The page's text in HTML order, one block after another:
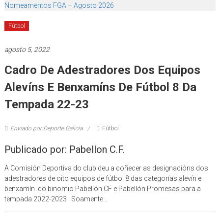
Nomeamentos FGA – Agosto 2026
Fútbol
agosto 5, 2022
Cadro De Adestradores Dos Equipos
Alevíns E Benxamíns De Fútbol 8 Da
Tempada 22-23
Enviado por:Deporte Galicia Fútbol
Publicado por: Pabellon C.F.
A Comisión Deportiva do club deu a coñecer as designacións dos
adestradores de oito equipos de fútbol 8 das categorías alevín e
benxamín do binomio Pabellón CF e Pabellón Promesas para a
tempada 2022-2023 . Soamente…